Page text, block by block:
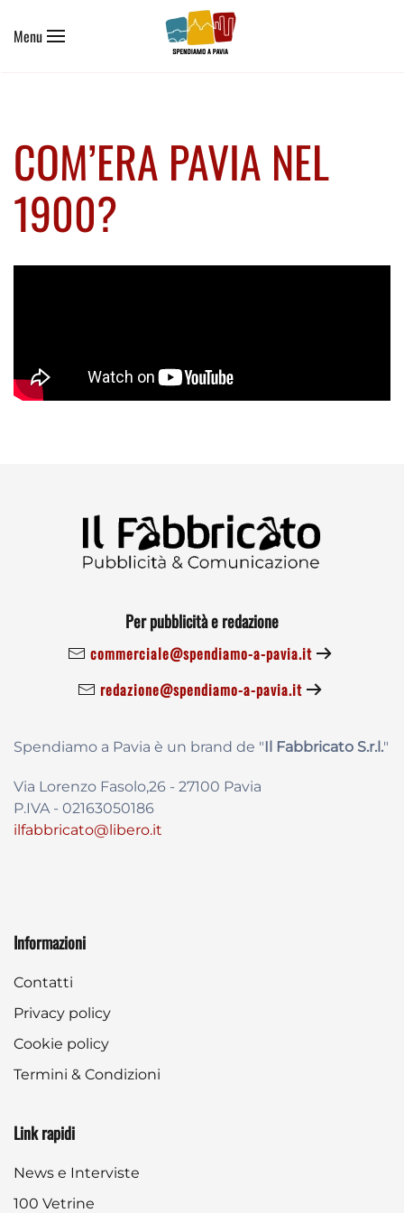
Skip to main content
Menu
COM’ERA PAVIA NEL
1900?
Per pubblicità e redazione
commerciale@spendiamo-a-pavia.it
redazione@spendiamo-a-pavia.it
Spendiamo a Pavia è un brand de "Il Fabbricato S.r.l."
Via Lorenzo Fasolo,26 - 27100 Pavia
P.IVA - 02163050186
ilfabbricato@libero.it
Informazioni
Contatti
Privacy policy
Cookie policy
Termini & Condizioni
Link rapidi
News e Interviste
100 Vetrine